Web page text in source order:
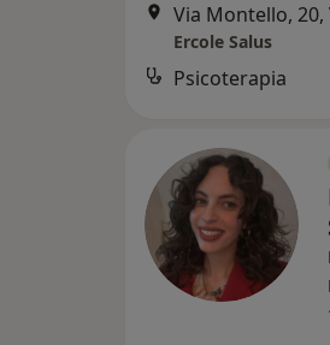
Via Montello, 20,
Ercole Salus
Psicoterapia